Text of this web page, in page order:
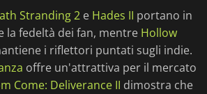
Stranding 2 e Hades II portano in
la fedeltà dei fan, mentre Hollow
i riflettori puntati sugli indie.
offre un'attrattiva per il mercato
Come: Deliverance II dimostra che